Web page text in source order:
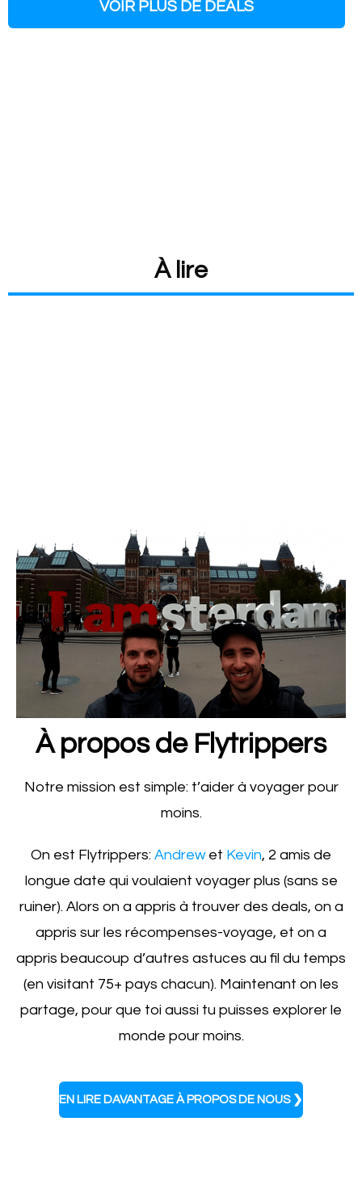
VOIR PLUS DE DEALS
À lire
À propos de Flytrippers
Notre mission est simple: t’aider à voyager pour
moins.
On est Flytrippers: Andrewet Kevin, 2 amis de
longue date qui voulaient voyager plus (sans se
ruiner). Alors on a appris à trouver des deals, on a
appris sur les récompenses-voyage, et on a
appris beaucoup d’autres astuces au fil du temps
(en visitant 75+ pays chacun). Maintenant on les
partage, pour que toi aussi tu puisses explorer le
monde pour moins.
EN LIRE DAVANTAGE À PROPOS DE NOUS ❯